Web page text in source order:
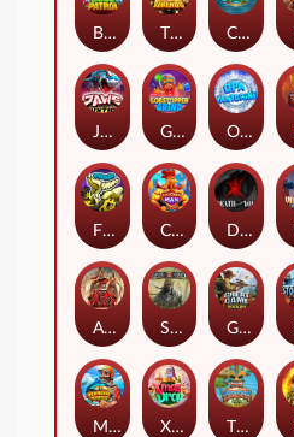
JAWS OF JUSTICE
TIGER LEGENDS
Gobstopper Grind
Tikitopia BoosterBelt
Buzz Patrol
Opa Santorini!
ARMY OF ARES Great Game Rockies
Death Becomes You
Sand and Ashes
Chicken Man
FRKN Bananas
Marlin Master Xmas Drop
Commander of Tridents